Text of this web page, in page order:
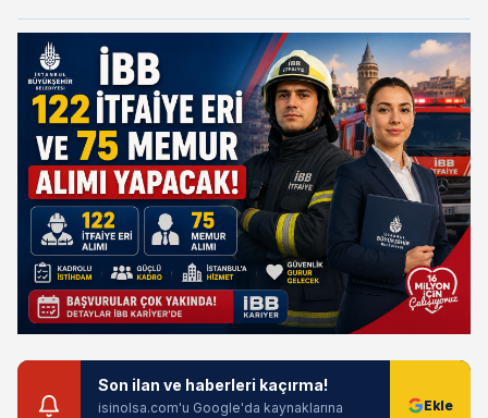
Son ilan ve haberleri kaçırma!
isinolsa.com'u Google'da kaynaklarına